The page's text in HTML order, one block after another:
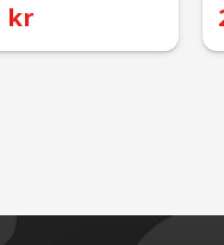
kr